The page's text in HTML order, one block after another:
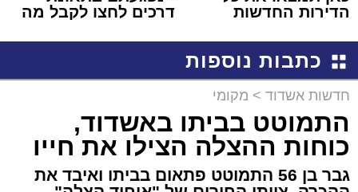
הדירות החדשות
דרכים לחצו לקבל מה
כתבות נוספות
חדשות אשדוד > מקומי
התמוטט בביתו באשדוד,
כוחות ההצלה הצילו את חייו
גבר בן 56 התמוטט פתאום בביתו ואיבד את